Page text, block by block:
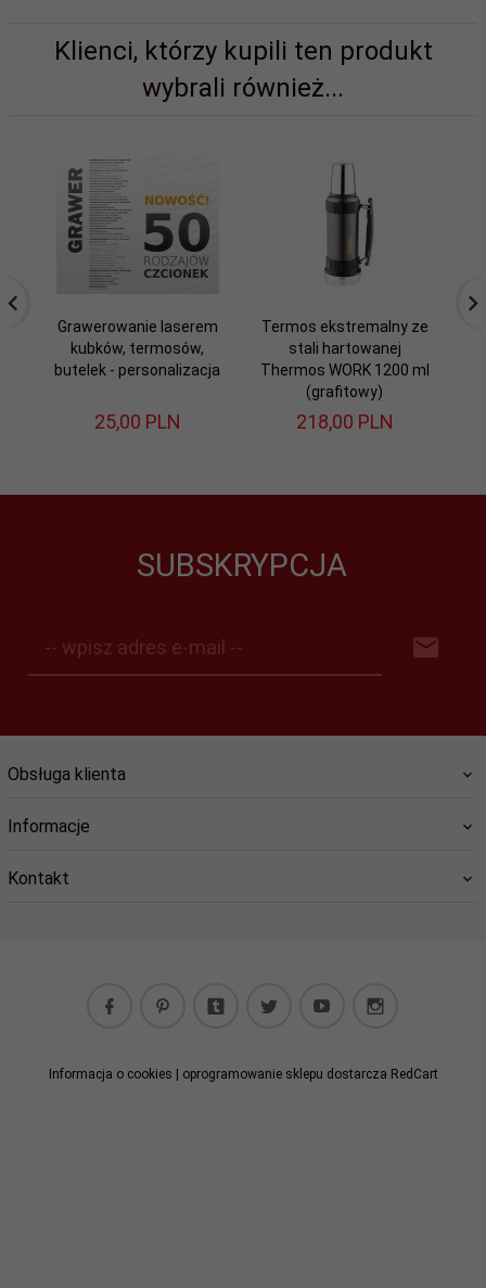
Klienci, którzy kupili ten produkt
wybrali również...
Grawerowanie laserem
kubków, termosów,
butelek - personalizacja
25,00 PLN
Termos ekstremalny ze
stali hartowanej
Thermos WORK 1200 ml
(grafitowy)
218,00 PLN
SUBSKRYPCJA
-- wpisz adres e-mail --
Obsługa klienta
Informacje
Kontakt
Informacja o cookies | oprogramowanie sklepu dostarcza RedCart